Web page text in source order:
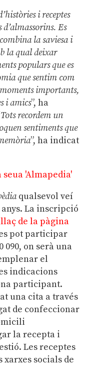
i receptes
Es
la saviesa i
la qual deixar
populars que es
que sentim com
importants,
i amics”, ha
Tots recordem un
sentiments que
”, ha indicat
qualsevol veí
anys. La inscripció
de la pàgina
pot participar
090, on serà una
el
indicacions
participant.
una cita a través
de confeccionar
la recepta i
Les receptes
xarxes socials de